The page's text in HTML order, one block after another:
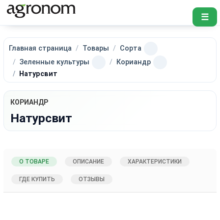
☰
Главная страница Товары
Сорта
Зеленные культуры
Кориандр
Натурсвит
КОРИАНДР
Натурсвит
О ТОВАРЕ ОПИСАНИЕ ХАРАКТЕРИСТИКИ
ГДЕ КУПИТЬ ОТЗЫВЫ